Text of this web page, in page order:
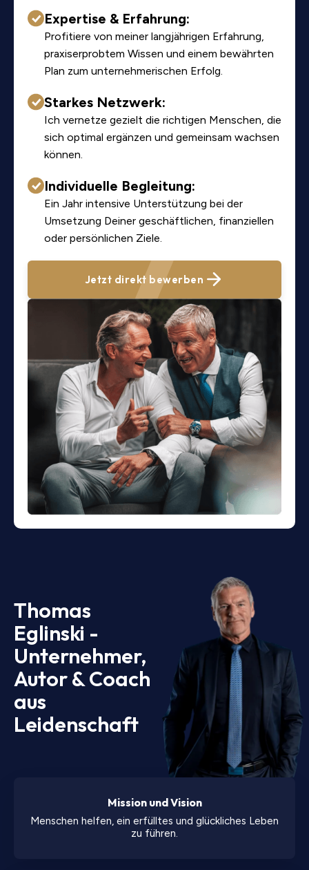
Expertise & Erfahrung:
Profitiere von meiner langjährigen Erfahrung,
praxiserprobtem Wissen und einem bewährten
Plan zum unternehmerischen Erfolg.
Starkes Netzwerk:
Ich vernetze gezielt die richtigen Menschen, die
sich optimal ergänzen und gemeinsam wachsen
können.
Individuelle Begleitung:
Ein Jahr intensive Unterstützung bei der
Umsetzung Deiner geschäftlichen, finanziellen
oder persönlichen Ziele.
Jetzt direkt bewerben
Thomas
Eglinski -
Unternehmer,
Autor & Coach
aus
Leidenschaft
Mission und Vision
Menschen helfen, ein erfülltes und glückliches Leben
zu führen.